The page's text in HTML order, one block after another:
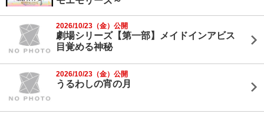
2026/10/23（金）公開
劇場シリーズ【第一部】メイドインアビス
目覚める神秘
2026/10/23（金）公開
うるわしの宵の月